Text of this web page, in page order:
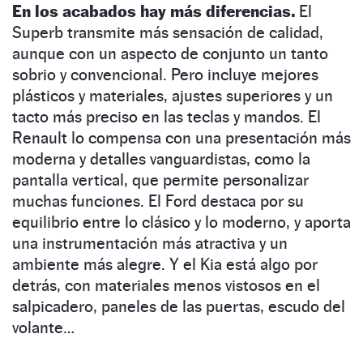
En los acabados hay más diferencias. El
Superb transmite más sensación de calidad,
aunque con un aspecto de conjunto un tanto
sobrio y convencional. Pero incluye mejores
plásticos y materiales, ajustes superiores y un
tacto más preciso en las teclas y mandos. El
Renault lo compensa con una presentación más
moderna y detalles vanguardistas, como la
pantalla vertical, que permite personalizar
muchas funciones. El Ford destaca por su
equilibrio entre lo clásico y lo moderno, y aporta
una instrumentación más atractiva y un
ambiente más alegre. Y el Kia está algo por
detrás, con materiales menos vistosos en el
salpicadero, paneles de las puertas, escudo del
volante…